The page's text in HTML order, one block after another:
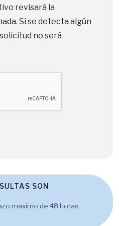
revisará la
Si se detecta algún
no será
SON
maximo de 48 horas